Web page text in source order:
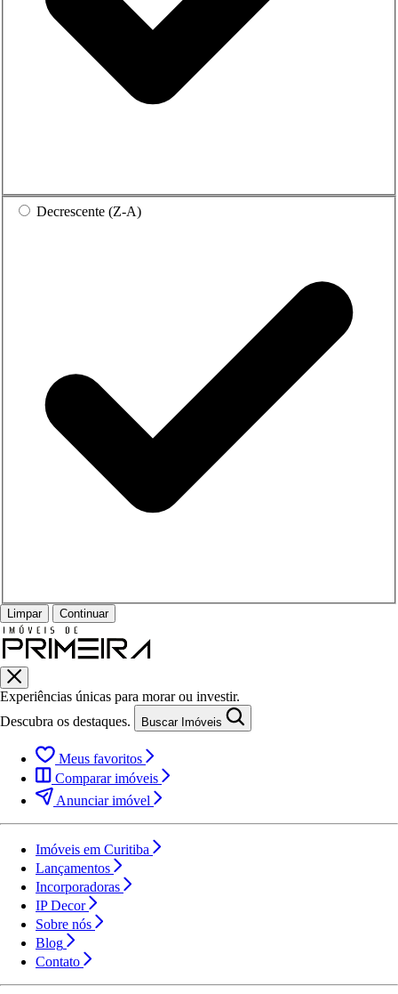
Decrescente (Z-A)
Limpar Continuar
Experiências únicas para morar ou investir.
Descubra os destaques.
Buscar Imóveis
Meus favoritos
Comparar imóveis
Anunciar imóvel
Imóveis em Curitiba
Lançamentos
Incorporadoras
IP Decor
Sobre nós
Blog
Contato